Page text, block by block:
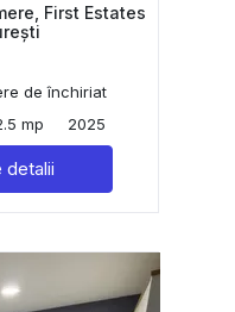
First Estates
de închiriat
mp 2025
detalii